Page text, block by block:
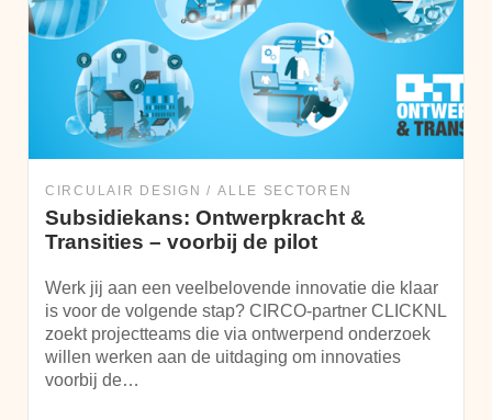
CIRCULAIR DESIGN ALLE SECTOREN
Subsidiekans: Ontwerpkracht &
Transities – voorbij de pilot
Werk jij aan een veelbelovende innovatie die klaar
is voor de volgende stap? CIRCO-partner CLICKNL
zoekt projectteams die via ontwerpend onderzoek
willen werken aan de uitdaging om innovaties
voorbij de…